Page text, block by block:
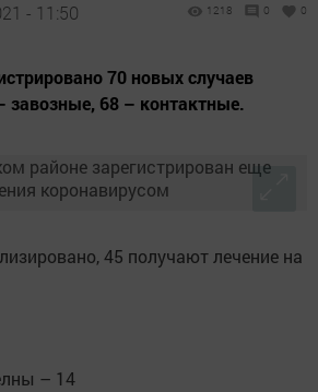
- 11:50 1218 0 0
70 новых случаев
завозные, 68 – контактные.
45 получают лечение на
– 14